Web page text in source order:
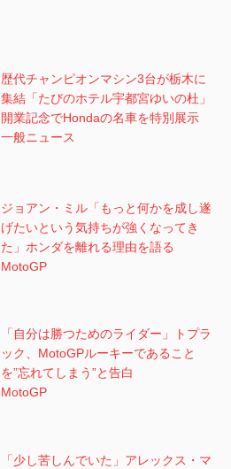
歴代チャンピオンマシン3台が栃木に
集結「たびのホテル宇都宮ゆいの杜」
開業記念でHondaの名車を特別展示
一般ニュース
ジョアン・ミル「もっと何かを成し遂
げたいという気持ちが強くなってき
た」ホンダを離れる理由を語る
MotoGP
「自分は勝つためのライダー」トプラ
ック、MotoGPルーキーであること
を”忘れてしまう”と告白
MotoGP
「少し苦しんでいた」アレックス・マ